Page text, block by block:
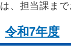
は、担当課まで
令和7年度